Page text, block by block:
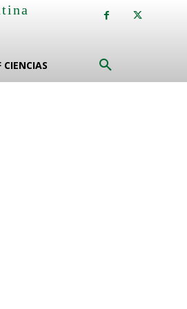
CIENCIAS